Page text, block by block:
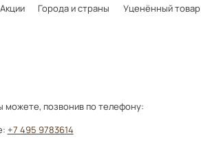
Акции Города и страны Уценённый товар
позвонив по телефону:
+7 495 9783614